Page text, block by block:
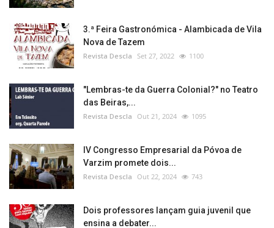
3.ª Feira Gastronómica - Alambicada de Vila
Nova de Tazem
Revista Descla Set 27, 2022 1100
"Lembras-te da Guerra Colonial?" no Teatro
das Beiras,...
Revista Descla Out 21, 2024 1095
IV Congresso Empresarial da Póvoa de
Varzim promete dois...
Revista Descla Out 22, 2024 743
Dois professores lançam guia juvenil que
ensina a debater...